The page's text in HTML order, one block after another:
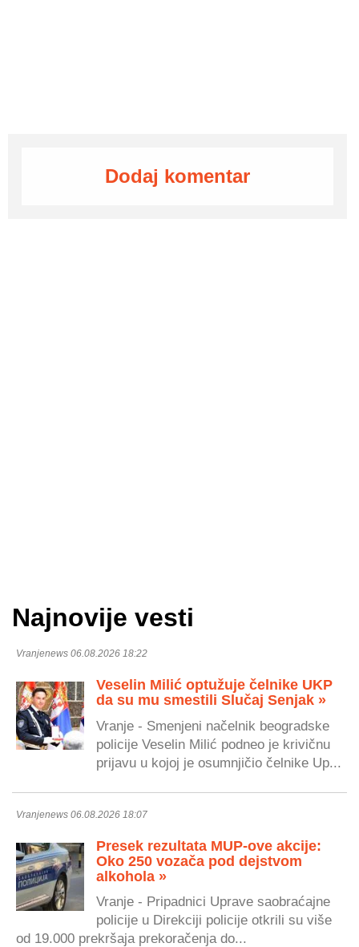
Dodaj komentar
Najnovije vesti
Vranjenews 06.08.2026 18:22
Veselin Milić optužuje čelnike UKP
da su mu smestili Slučaj Senjak »
Vranje - Smenjeni načelnik beogradske
policije Veselin Milić podneo je krivičnu
prijavu u kojoj je osumnjičio čelnike Up...
Vranjenews 06.08.2026 18:07
Presek rezultata MUP-ove akcije:
Oko 250 vozača pod dejstvom
alkohola »
Vranje - Pripadnici Uprave saobraćajne
policije u Direkciji policije otkrili su više
od 19.000 prekršaja prekoračenja do...